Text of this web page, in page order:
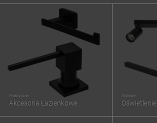
Praktyczne
Akcesoria Łazienkowe
Stylowe